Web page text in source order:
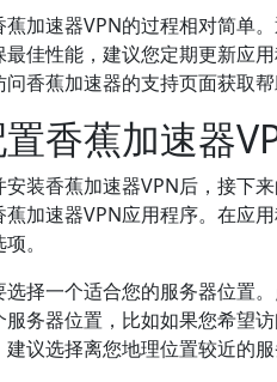
蕉加速器VPN的过程相对简单
最佳性能，建议您定期更新应
香蕉加速器的支持页面获取帮
香蕉加速器
装香蕉加速器VPN后，接下
加速器VPN应用程序。在应
。
择一个适合您的服务器位置
服务器位置，比如如果您希望
议选择离您地理位置较近的服